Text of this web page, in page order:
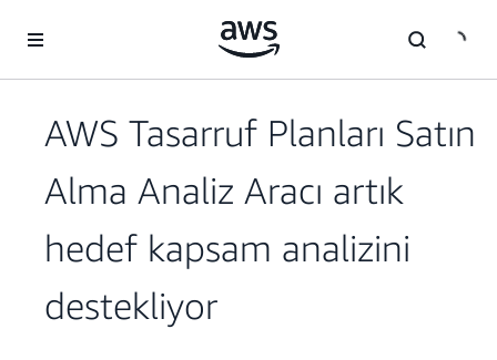
AWS Tasarruf Planları Satın
Alma Analiz Aracı artık
hedef kapsam analizini
destekliyor